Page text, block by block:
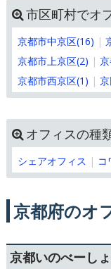
市区町村でオ
京都市中京区(16)
京都市上京区(2)
京都市西京区(1)
オフィスの種
シェアオフィス コ
京都府のオ
京都いのべーし